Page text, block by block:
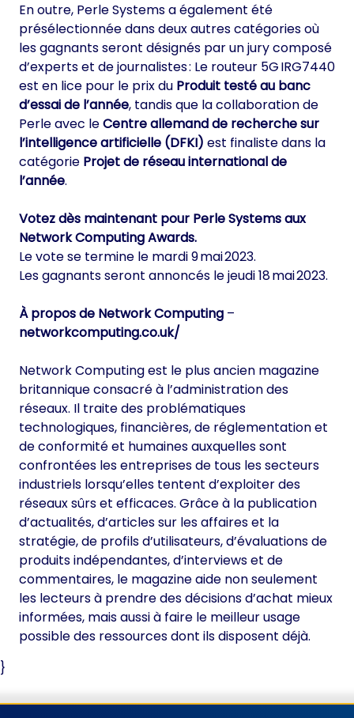
En outre, Perle Systems a également été
présélectionnée dans deux autres catégories où
les gagnants seront désignés par un jury composé
d’experts et de journalistes : Le routeur 5G IRG7440
est en lice pour le prix du Produit testé au banc
d’essai de l’année, tandis que la collaboration de
Perle avec leCentre allemand de recherche sur
l’intelligence artificielle (DFKI) est finaliste dans la
catégorie Projet de réseau international de
l’année.
Votez dès maintenant pour Perle Systems aux
Network Computing Awards.
Le vote se termine le mardi 9 mai 2023.
Les gagnants seront annoncés le jeudi 18 mai 2023.
À propos de Network Computing –
networkcomputing.co.uk/
Network Computing est le plus ancien magazine
britannique consacré à l’administration des
réseaux. Il traite des problématiques
technologiques, financières, de réglementation et
de conformité et humaines auxquelles sont
confrontées les entreprises de tous les secteurs
industriels lorsqu’elles tentent d’exploiter des
réseaux sûrs et efficaces. Grâce à la publication
d’actualités, d’articles sur les affaires et la
stratégie, de profils d’utilisateurs, d’évaluations de
produits indépendantes, d’interviews et de
commentaires, le magazine aide non seulement
les lecteurs à prendre des décisions d’achat mieux
informées, mais aussi à faire le meilleur usage
possible des ressources dont ils disposent déjà.
}